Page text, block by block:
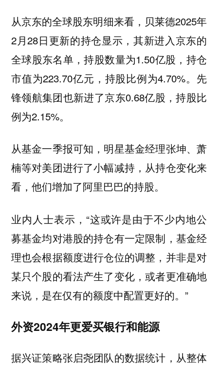
从京东的全球股东明细来看，贝莱德2025年
2月28日更新的持仓显示，其新进入京东的
全球股东名单，持股数量为1.50亿股，持仓
市值为223.70亿元，持股比例为4.70%。先
锋领航集团也新进了京东0.68亿股，持股比
例为2.15%。
从基金一季报可知，明星基金经理张坤、萧
楠等对美团进行了小幅减持，从持仓变化来
看，他们增加了阿里巴巴的持股。
业内人士表示，“这或许是由于不少内地公
募基金均对港股的持仓有一定限制，基金经
理也会根据额度进行仓位的调整，并非是对
某只个股的看法产生了变化，或者更准确地
来说，是在仅有的额度中配置更好的。”
外资2024年更爱买银行和能源
据兴证策略张启尧团队的数据统计，从整体